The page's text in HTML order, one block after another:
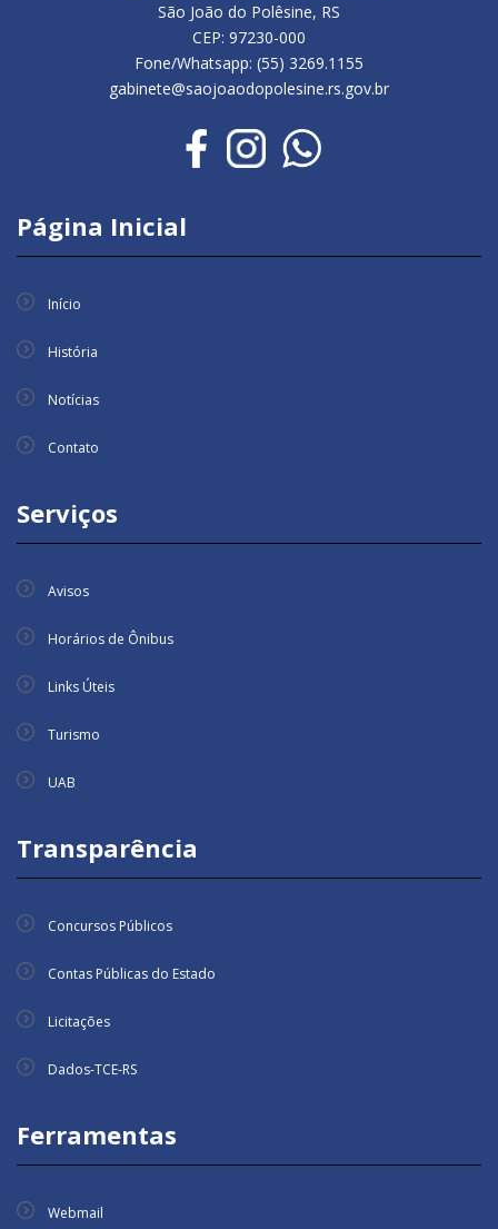
São João do Polêsine, RS
CEP: 97230-000
Fone/Whatsapp: (55) 3269.1155
gabinete@saojoaodopolesine.rs.gov.br
Página Inicial
Início
História
Notícias
Contato
Serviços
Avisos
Horários de Ônibus
Links Úteis
Turismo
UAB
Transparência
Concursos Públicos
Contas Públicas do Estado
Licitações
Dados-TCE-RS
Ferramentas
Webmail